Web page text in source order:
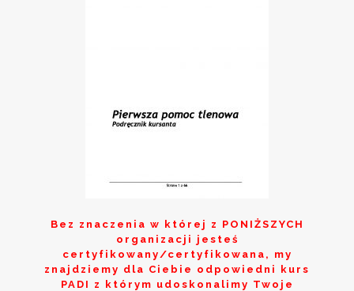
Bez znaczenia w której z PONIŻSZYCH
organizacji jesteś
certyfikowany/certyfikowana, my
znajdziemy dla Ciebie odpowiedni kurs
PADI z którym udoskonalimy Twoje